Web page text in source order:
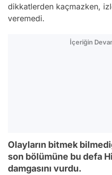
dikkatlerden kaçmazken,
veremedi.
İçeriğin
Olayların bitmek
son bölümüne bu defa
damgasını vurdu.